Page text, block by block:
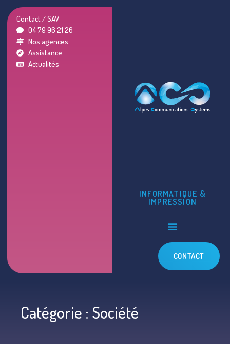
Contact / SAV
04 79 96 21 26
Nos agences
Assistance
Actualités
INFORMATIQUE &
IMPRESSION
CONTACT
Catégorie : Société